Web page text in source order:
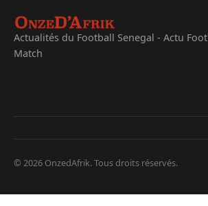
Actualités du Football Senegal - Actu Foot
Match
© 2026 OnzedAfrik. Tous droits réservés.